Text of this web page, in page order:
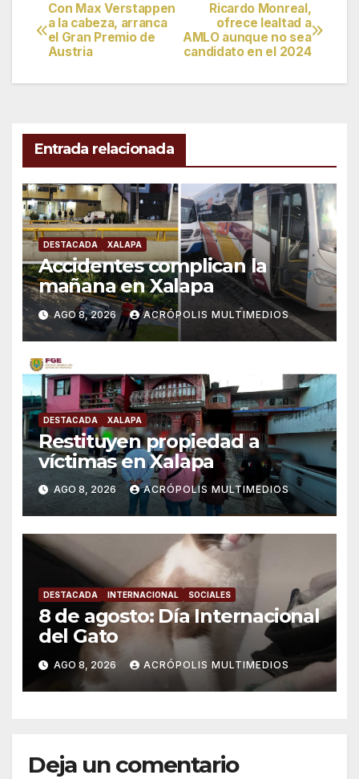
Navegación
de
entradas
Ricardo Monreal,
ofrece lealtad a
AMLO aunque no sea
candidato en el 2024
Con Max Verstappen
a la cabeza, arranca
el Gran Premio de
Austria
Entrada relacionada
DESTACADA XALAPA
Accidentes complican la
mañana en Xalapa
AGO 8, 2026 ACRÓPOLIS MULTIMEDIOS
DESTACADA XALAPA
Restituyen propiedad a
víctimas en Xalapa
AGO 8, 2026 ACRÓPOLIS MULTIMEDIOS
DESTACADA INTERNACIONAL SOCIALES
8 de agosto: Día Internacional
del Gato
AGO 8, 2026 ACRÓPOLIS MULTIMEDIOS
Deja un comentario